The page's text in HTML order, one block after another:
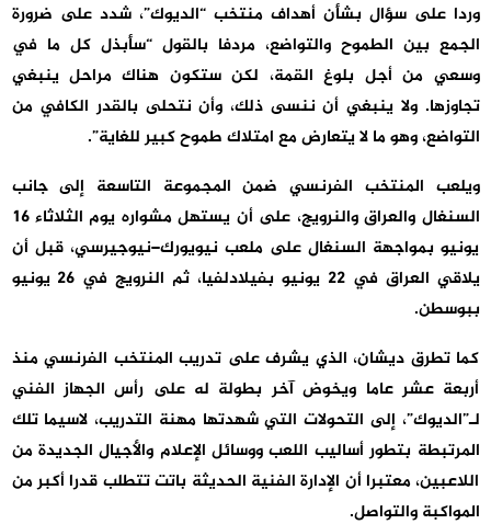
وردا على سؤال بشأن أهداف منتخب “الديوك”، شدد على ضرورة
الجمع بين الطموح والتواضع، مردفا بالقول “سأبذل كل ما في
وسعي من أجل بلوغ القمة، لكن ستكون هناك مراحل ينبغي
تجاوزها. ولا ينبغي أن ننسى ذلك، وأن نتحلى بالقدر الكافي من
التواضع، وهو ما لا يتعارض مع امتلاك طموح كبير للغاية”.
ويلعب المنتخب الفرنسي ضمن المجموعة التاسعة إلى جانب
السنغال والعراق والنرويج، على أن يستهل مشواره يوم الثلاثاء 16
يونيو بمواجهة السنغال على ملعب نيويورك–نيوجيرسي، قبل أن
يلاقي العراق في 22 يونيو بفيلادلفيا، ثم النرويج في 26 يونيو
ببوسطن.
كما تطرق ديشان، الذي يشرف على تدريب المنتخب الفرنسي منذ
أربعة عشر عاما ويخوض آخر بطولة له على رأس الجهاز الفني
لـ”الديوك”، إلى التحولات التي شهدتها مهنة التدريب، لاسيما تلك
المرتبطة بتطور أساليب اللعب ووسائل الإعلام والأجيال الجديدة من
اللاعبين، معتبرا أن الإدارة الفنية الحديثة باتت تتطلب قدرا أكبر من
المواكبة والتواصل.